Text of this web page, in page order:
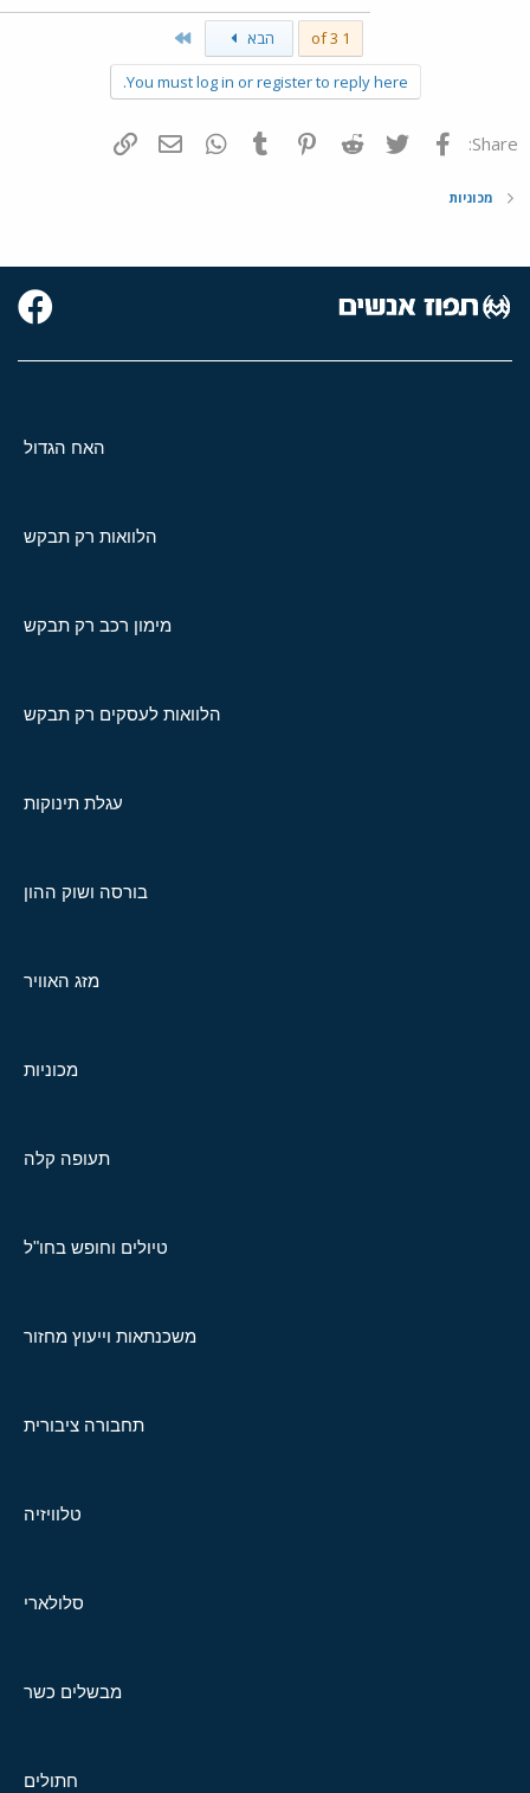
1 of 3 הבא
You must log in or register to reply here.
Share: פייסבוק Twitter
Reddit
Pinterest
Tumblr
WhatsAppדואר אלקטרוני
מכוניות
האח הגדול
הלוואות רק תבקש
מימון רכב רק תבקש
הלוואות לעסקים רק תבקש
עגלת תינוקות
בורסה ושוק ההון
מזג האוויר
מכוניות
תעופה קלה
טיולים וחופש בחו"ל
משכנתאות וייעוץ מחזור
תחבורה ציבורית
טלוויזיה
סלולארי
מבשלים כשר
חתולים